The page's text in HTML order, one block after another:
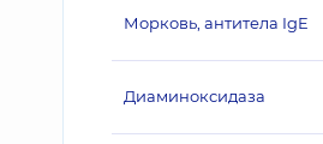
Морковь, антитела IgE
Диаминоксидаза